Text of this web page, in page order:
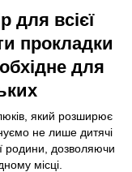
для всієї
прокладки
для
який розширює
не лише дитячі
родини, дозволяючи
місці.